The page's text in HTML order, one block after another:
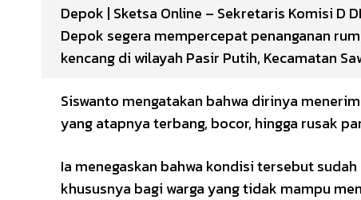
Depok | Sketsa Online – Sekretaris Komisi D
Depok segera mempercepat penanganan
kencang di wilayah Pasir Putih, Kecamatan
Siswanto mengatakan bahwa dirinya
yang atapnya terbang, bocor, hingga rusak
Ia menegaskan bahwa kondisi tersebut
khususnya bagi warga yang tidak mampu